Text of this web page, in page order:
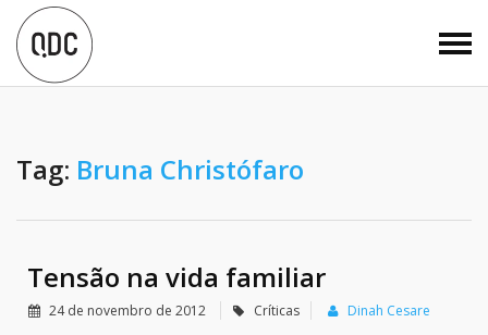
Tag: Bruna Christófaro
Tensão na vida familiar
24 de novembro de 2012 Críticas Dinah Cesare